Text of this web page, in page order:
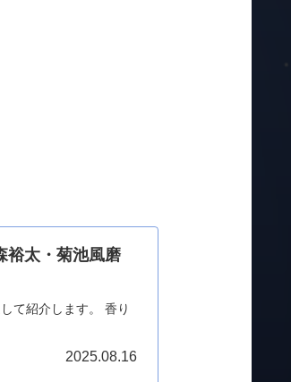
裕太・菊池風磨
て紹介します。 香り
2025.08.16